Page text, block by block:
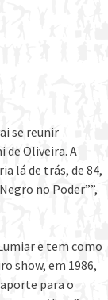
se reunir
de Oliveira. A
lá de trás, de 84,
no Poder””,
e tem como
show, em 1986,
para o